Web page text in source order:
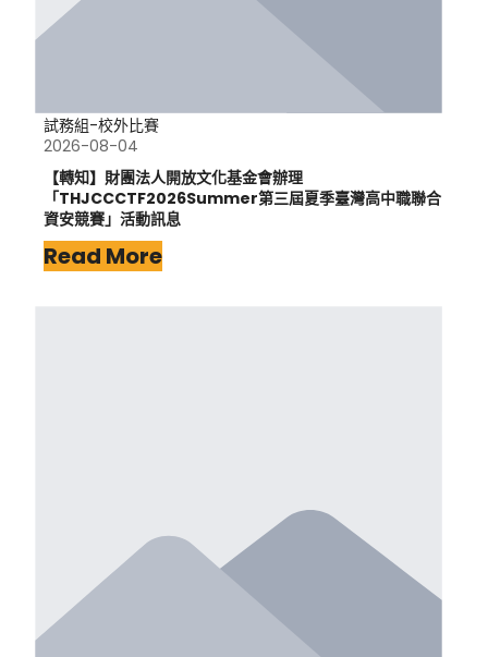
試務組-校外比賽
2026-08-04
【轉知】財團法人開放文化基金會辦理
「THJCCCTF2026Summer第三屆夏季臺灣高中職聯合
資安競賽」活動訊息
Read More